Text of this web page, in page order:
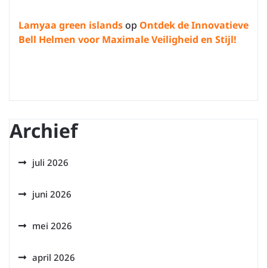
Lamyaa green islandsop Ontdek de Innovatieve
Bell Helmen voor Maximale Veiligheid en Stijl!
Archief
juli 2026
juni 2026
mei 2026
april 2026